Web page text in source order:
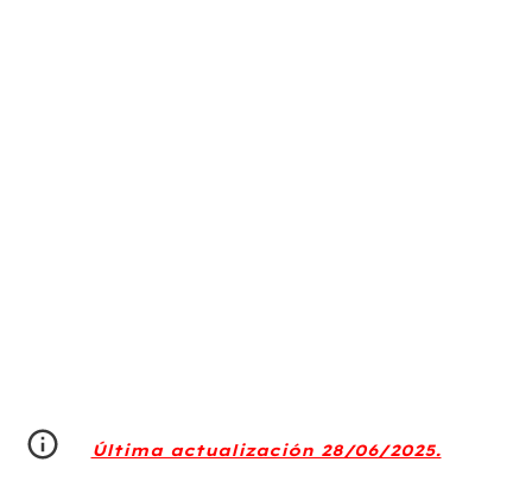
Última actualización 28/06/2025.